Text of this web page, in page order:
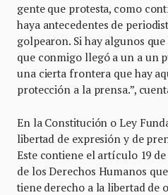
gente que protesta, como
haya antecedentes de
golpearon. Si hay algunos
que conmigo llegó a un a un
una cierta frontera que hay
protección a la prensa.”,
En la Constitución o Ley
libertad de expresión y de
Este contiene el artículo 19
de los Derechos Humanos
tiene derecho a la libertad de